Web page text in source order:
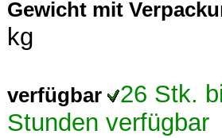
Gewicht mit
kg
verfügbar
26 Stk.
Stunden verfügbar